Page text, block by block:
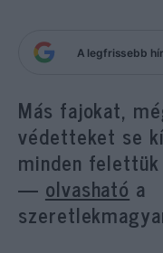
A legfrissebb
Más fajokat,
védetteket se
minden
— olvasható a